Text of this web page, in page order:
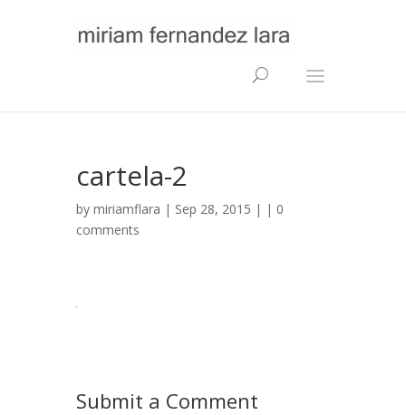
cartela-2
by miriamflara | Sep 28, 2015 | | 0
comments
Submit a Comment